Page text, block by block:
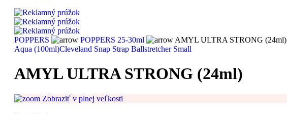
POPPERS POPPERS 25-30ml
AMYL ULTRA STRONG (24ml)
Aqua (100ml)Cleveland Snap Strap Ballstretcher Small
AMYL ULTRA STRONG (24ml)
Zobraziť v plnej veľkosti